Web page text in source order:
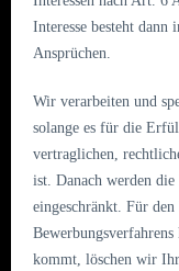
Interesse besteht
Ansprüchen.
Wir verarbeiten und
solange es für die
vertraglichen,
ist. Danach werden
eingeschränkt. Für den
kommt, löschen wir